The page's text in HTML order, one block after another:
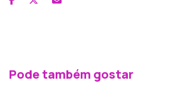
Pode também gostar